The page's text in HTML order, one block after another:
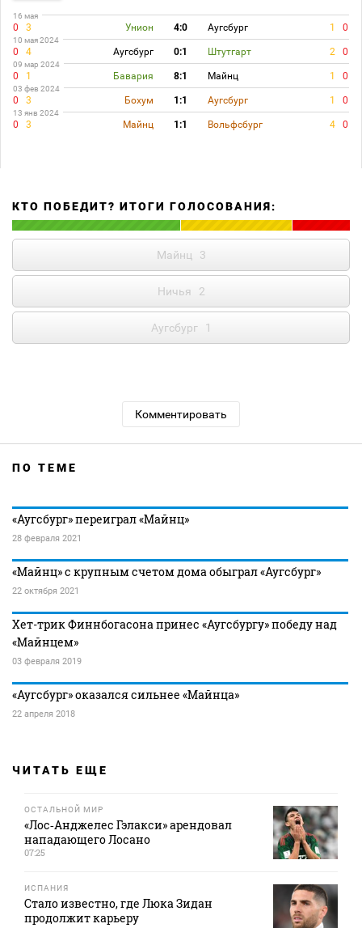
16 мая
0 3 Унион 4:0 Аугсбург 1 0
10 мая 2024
0 4 Аугсбург 0:1 Штутгарт 2 0
09 мар 2024
0 1 Бавария 8:1 Майнц 1 0
03 фев 2024
0 3 Бохум 1:1 Аугсбург 1 0
13 янв 2024
0 3 Майнц 1:1 Вольфсбург 4 0
КТО ПОБЕДИТ? ИТОГИ ГОЛОСОВАНИЯ:
Майнц 3
Ничья 2
Аугсбург 1
Комментировать
ПО ТЕМЕ
«Аугсбург» переиграл «Майнц»
28 февраля 2021
«Майнц» с крупным счетом дома обыграл «Аугсбург»
22 октября 2021
Хет-трик Финнбогасона принес «Аугсбургу» победу над
«Майнцем»
03 февраля 2019
«Аугсбург» оказался сильнее «Майнца»
22 апреля 2018
ЧИТАТЬ ЕЩЕ
ОСТАЛЬНОЙ МИР
«Лос‑Анджелес Гэлакси» арендовал
нападающего Лосано
07:25
ИСПАНИЯ
Стало известно, где Люка Зидан
продолжит карьеру